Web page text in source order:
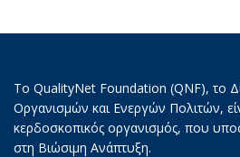
Το QualityNet Foundation (QNF), το
Οργανισμών και Ενεργών Πολιτών,
κερδοσκοπικός οργανισμός, που
στη Βιώσιμη Ανάπτυξη.